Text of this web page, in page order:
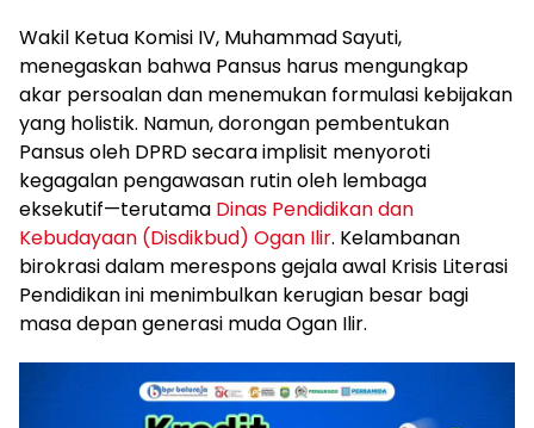
Wakil Ketua Komisi IV, Muhammad Sayuti,
menegaskan bahwa Pansus harus mengungkap
akar persoalan dan menemukan formulasi kebijakan
yang holistik. Namun, dorongan pembentukan
Pansus oleh DPRD secara implisit menyoroti
kegagalan pengawasan rutin oleh lembaga
eksekutif—terutama Dinas Pendidikan dan
Kebudayaan (Disdikbud) Ogan Ilir. Kelambanan
birokrasi dalam merespons gejala awal Krisis Literasi
Pendidikan ini menimbulkan kerugian besar bagi
masa depan generasi muda Ogan Ilir.